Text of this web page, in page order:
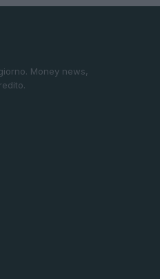
Money news,